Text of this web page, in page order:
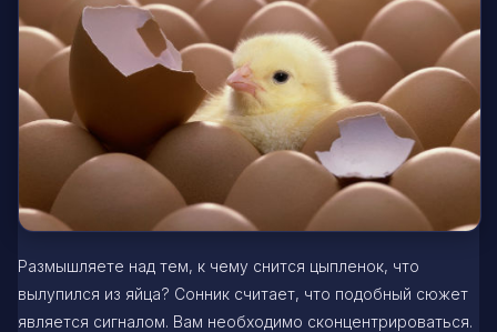
Размышляете над тем, к чему снится цыпленок, что
вылупился из яйца? Сонник считает, что подобный сюжет
является сигналом. Вам необходимо сконцентрироваться.